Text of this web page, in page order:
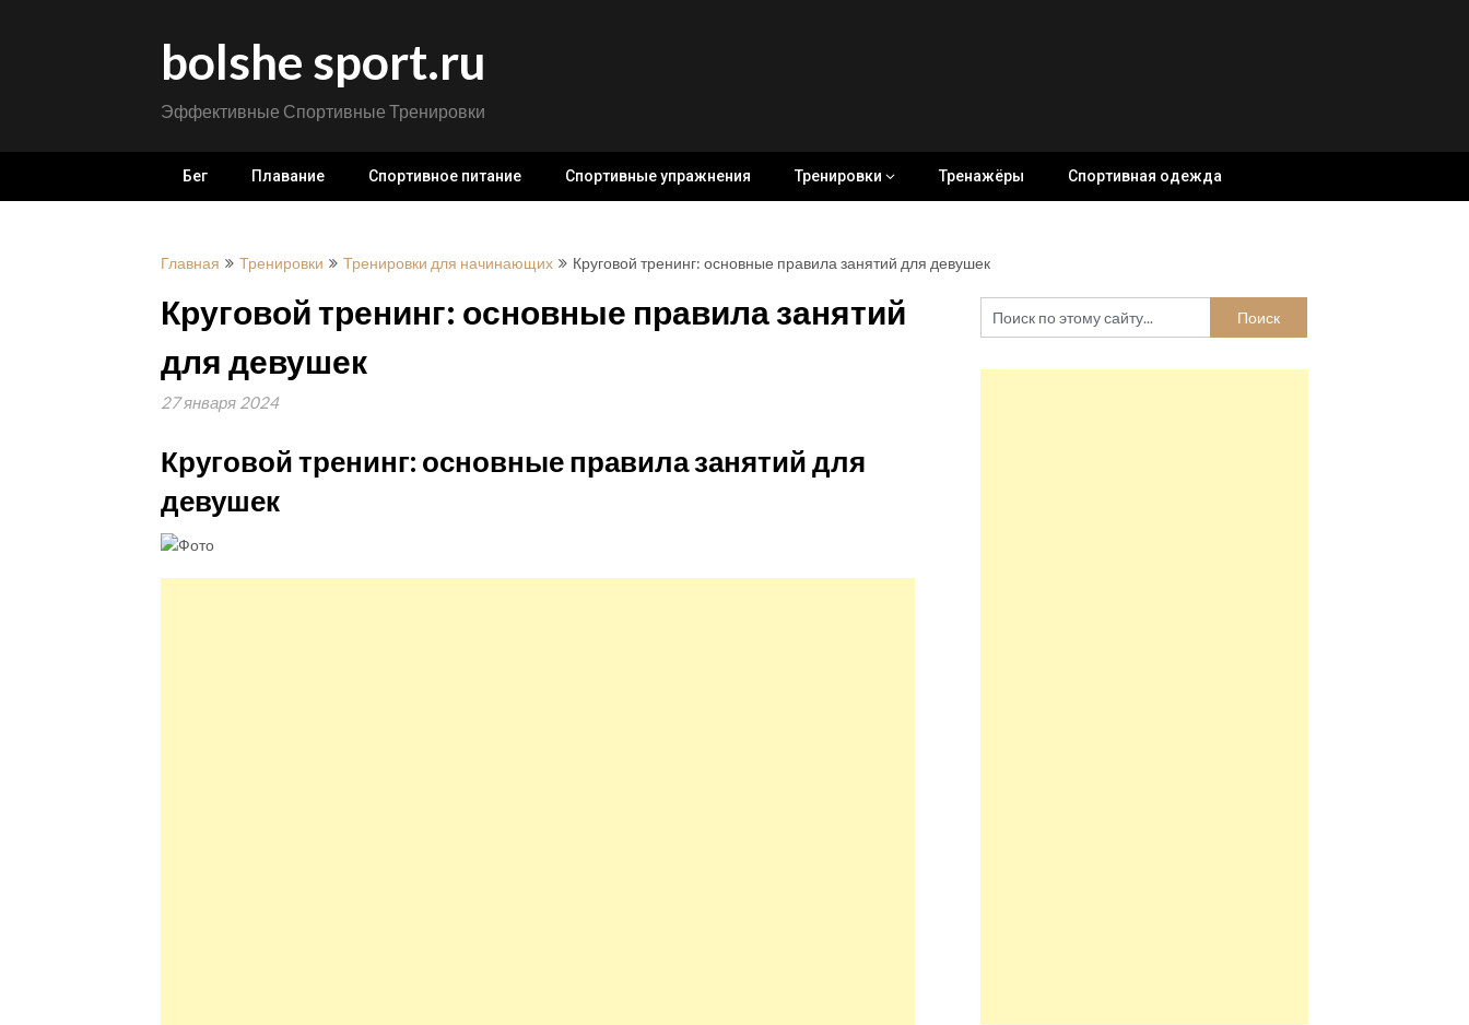
bolshe sport.ru
Эффективные Спортивные Тренировки
Бег Плавание Спортивное питание Спортивные упражнения Тренировки Тренажёры Спортивная одежда
Главная Тренировки Тренировки для начинающих Круговой тренинг: основные правила занятий для девушек
Круговой тренинг: основные правила занятий
для девушек
27 января 2024
Круговой тренинг: основные правила занятий для
девушек